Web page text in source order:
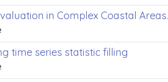
in Complex Coastal Areas.
time series statistic filling